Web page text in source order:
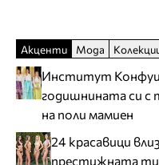
Акценти Мода
Институт
годишнината си
на поли мамиен
24 красавици
престижната